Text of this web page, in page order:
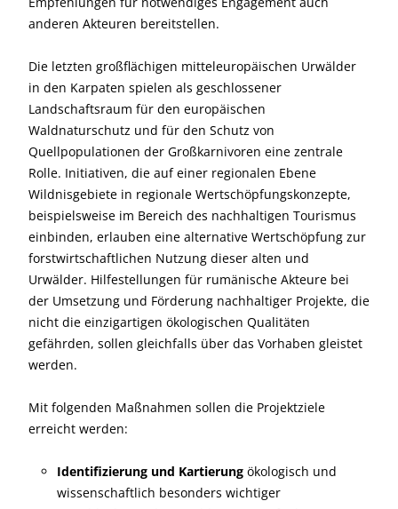
anderen Akteuren bereitstellen.
Die letzten großflächigen mitteleuropäischen Urwälder
in den Karpaten spielen als geschlossener
Landschaftsraum für den europäischen
Waldnaturschutz und für den Schutz von
Quellpopulationen der Großkarnivoren eine zentrale
Rolle. Initiativen, die auf einer regionalen Ebene
Wildnisgebiete in regionale Wertschöpfungskonzepte,
beispielsweise im Bereich des nachhaltigen Tourismus
einbinden, erlauben eine alternative Wertschöpfung zur
forstwirtschaftlichen Nutzung dieser alten und
Urwälder. Hilfestellungen für rumänische Akteure bei
der Umsetzung und Förderung nachhaltiger Projekte, die
nicht die einzigartigen ökologischen Qualitäten
gefährden, sollen gleichfalls über das Vorhaben gleistet
werden.
Mit folgenden Maßnahmen sollen die Projektziele
erreicht werden:
Identifizierung und Kartierung ökologisch und
wissenschaftlich besonders wichtiger